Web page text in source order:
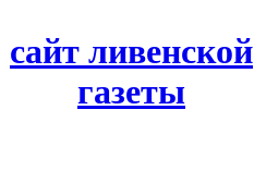
сайт ливенской
газеты